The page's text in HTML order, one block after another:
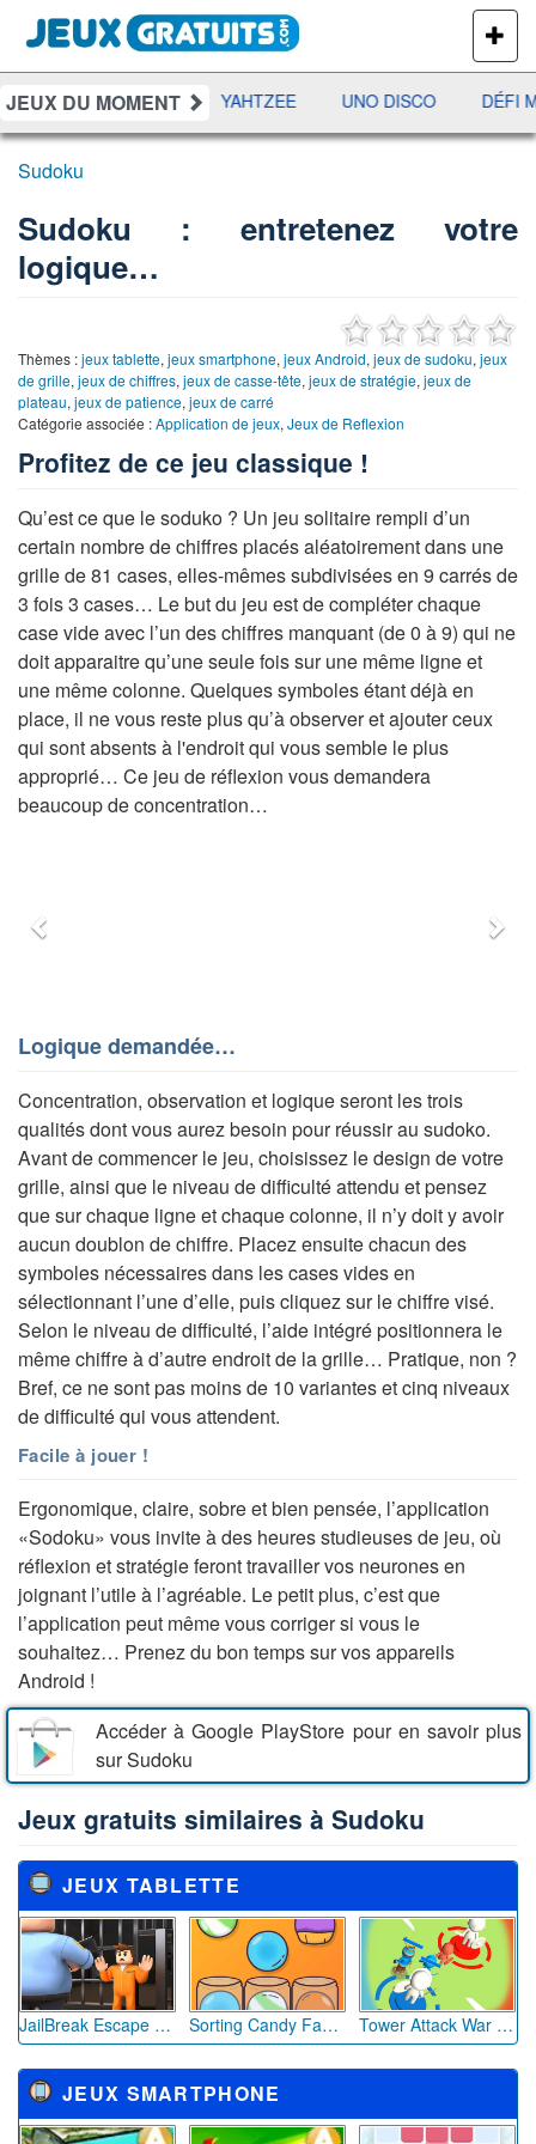
PLUS
DE
JEUX
JEUX DU MOMENT
RAMI JETX YAHTZEE UNO DISCO DÉFI
Sudoku
Sudoku : entretenez votre
logique…
Thèmes :jeux tablette, jeux smartphone, jeux Android, jeux de sudoku, jeux
de grille, jeux de chiffres, jeux de casse-tête, jeux de stratégie, jeux de
plateau, jeux de patience, jeux de carré
Catégorie associée :Application de jeux, Jeux de Reflexion
Profitez de ce jeu classique !
Qu’est ce que le soduko ? Un jeu solitaire rempli d’un
certain nombre de chiffres placés aléatoirement dans une
grille de 81 cases, elles-mêmes subdivisées en 9 carrés de
3 fois 3 cases… Le but du jeu est de compléter chaque
case vide avec l’un des chiffres manquant (de 0 à 9) qui ne
doit apparaitre qu’une seule fois sur une même ligne et
une même colonne. Quelques symboles étant déjà en
place, il ne vous reste plus qu’à observer et ajouter ceux
qui sont absents à l'endroit qui vous semble le plus
approprié… Ce jeu de réflexion vous demandera
beaucoup de concentration…
Logique demandée…
Concentration, observation et logique seront les trois
qualités dont vous aurez besoin pour réussir au sudoko.
Avant de commencer le jeu, choisissez le design de votre
grille, ainsi que le niveau de difficulté attendu et pensez
que sur chaque ligne et chaque colonne, il n’y doit y avoir
aucun doublon de chiffre. Placez ensuite chacun des
symboles nécessaires dans les cases vides en
sélectionnant l’une d’elle, puis cliquez sur le chiffre visé.
Selon le niveau de difficulté, l’aide intégré positionnera le
même chiffre à d’autre endroit de la grille… Pratique, non ?
Bref, ce ne sont pas moins de 10 variantes et cinq niveaux
de difficulté qui vous attendent.
Facile à jouer !
Ergonomique, claire, sobre et bien pensée, l’application
«Sodoku» vous invite à des heures studieuses de jeu, où
réflexion et stratégie feront travailler vos neurones en
joignant l’utile à l’agréable. Le petit plus, c’est que
l’application peut même vous corriger si vous le
souhaitez… Prenez du bon temps sur vos appareils
Android !
Accéder à Google PlayStore pour en savoir plus
sur Sudoku
Jeux gratuits similaires à Sudoku
JEUX TABLETTE
JailBreak Escape from Prison Sorting Candy Factory Tower Attack War 3D
JEUX SMARTPHONE